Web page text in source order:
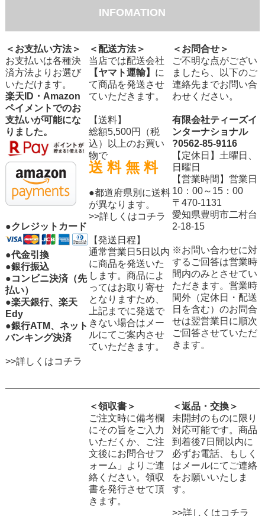
INFOMATION
＜お支払い方法＞ ＜配送方法＞
＜お問合せ＞
お支払いは各種決
済方法よりお選び
いただけます。
楽天ID・Amazon
ペイメントでのお
支払いが可能にな
りました。
●クレジットカード
●代金引換
●銀行振込
●コンビニ決済（先
払い）
●楽天銀行、楽天
Edy
●銀行ATM、ネット
バンキング決済
>>詳しくはコチラ
当店では配送会社
【ヤマト運輸】 に
て商品を発送させ
ていただきます。
【送料】
総額5,500円（税
込）以上のお買い
物で
送 料 無 料
●都道府県別に送料
が異なります。
>>詳しくはコチラ
【発送日程】
通常営業日5日以内
に商品を発送いた
します。商品によ
ってはお取り寄せ
となりますため、
上記までに発送で
きない場合はメー
ルにてご案内させ
ていただきます。
ご不明な点がござい
ましたら、以下のご
連絡先までお問い合
わせください。
有限会社ティーズイ
ンターナショナル
?0562-85-9116
【定休日】土曜日、
日曜日
【営業時間】営業日
10：00～15：00
〒470-1131
愛知県豊明市二村台
2-18-15
※お問い合わせに対
するご回答は営業時
間内のみとさせてい
ただきます。営業時
間外（定休日・配送
日を含む）のお問合
せは翌営業日に順次
ご回答させていただ
きます。
＜領収書＞
＜返品・交換＞
ご注文時に備考欄
にその旨をご入力
いただくか、ご注
文後にお問合せフ
ォーム」よりご連
絡ください。領収
書を発行させて頂
きます。
未開封のものに限り
対応可能です。商品
到着後7日間以内に
必ずお電話、もしく
はメールにてご連絡
をお願いいたしま
す。
>>詳しくはコチラ